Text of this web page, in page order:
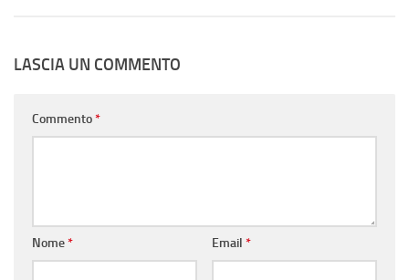
LASCIA UN COMMENTO
Commento*
Nome* Email *